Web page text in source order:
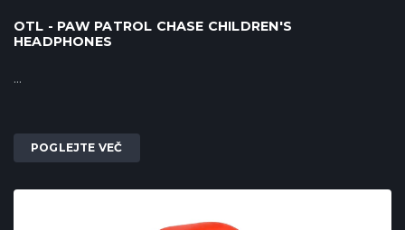
OTL - PAW PATROL CHASE CHILDREN'S
HEADPHONES
...
POGLEJTE VEČ